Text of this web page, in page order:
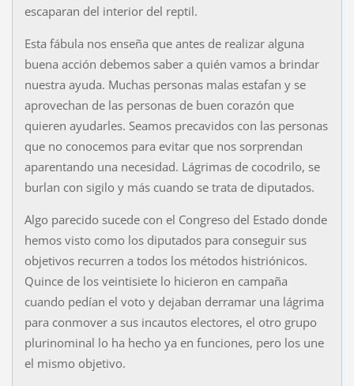
escaparan del interior del reptil.
Esta fábula nos enseña que antes de realizar alguna
buena acción debemos saber a quién vamos a brindar
nuestra ayuda. Muchas personas malas estafan y se
aprovechan de las personas de buen corazón que
quieren ayudarles. Seamos precavidos con las personas
que no conocemos para evitar que nos sorprendan
aparentando una necesidad. Lágrimas de cocodrilo, se
burlan con sigilo y más cuando se trata de diputados.
Algo parecido sucede con el Congreso del Estado donde
hemos visto como los diputados para conseguir sus
objetivos recurren a todos los métodos histriónicos.
Quince de los veintisiete lo hicieron en campaña
cuando pedían el voto y dejaban derramar una lágrima
para conmover a sus incautos electores, el otro grupo
plurinominal lo ha hecho ya en funciones, pero los une
el mismo objetivo.